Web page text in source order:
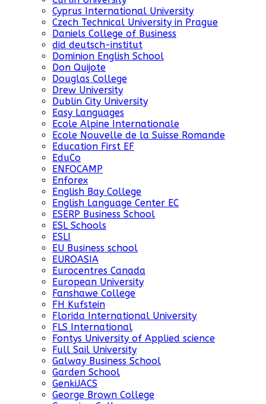
Cyprus International University
Czech Technical University in Prague
Daniels College of Business
did deutsch-institut
Dominion English School
Don Quijote
Douglas College
Drew University
Dublin City University
Easy Languages
Ecole Alpine Internationale
Ecole Nouvelle de la Suisse Romande
Education First EF
EduCo
ENFOCAMP
Enforex
English Bay College
English Language Center EC
ESERP Business School
ESL Schools
ESLI
EU Business school
EUROASIA
Eurocentres Canada
European University
Fanshawe College
FH Kufstein
Florida International University
FLS International
Fontys University of Applied science
Full Sail University
Galway Business School
Garden School
GenkiJACS
George Brown College